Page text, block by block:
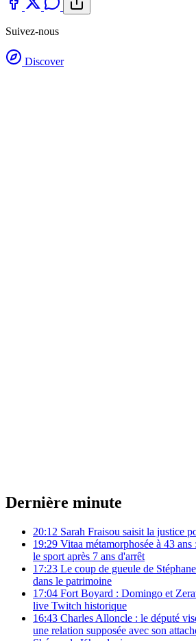
Suivez-nous
Discover
Dernière minute
20:12 Sarah Fraisou saisit la justice
19:29 Vitaa métamorphosée à 43
le sport après 7 ans d'arrêt
17:23 Le coup de gueule de
dans le patrimoine
17:04 Fort Boyard : Domingo et
live Twitch historique
16:43 Charles Alloncle : le député
une relation supposée avec son